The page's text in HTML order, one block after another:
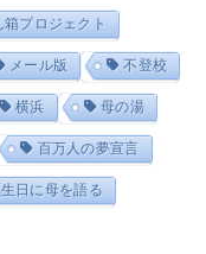
箱プロジェクト
メール版 不登校
横浜 母の湯
百万人の夢宣言
日に母を語る